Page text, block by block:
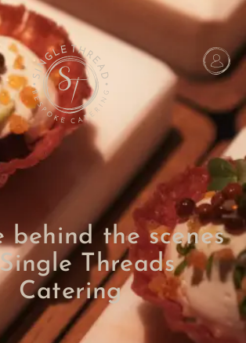
behind the scenes
Threads
Catering